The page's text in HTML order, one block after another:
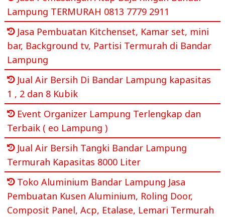
Lampung TERMURAH 0813 7779 2911
Jasa Pembuatan Kitchenset, Kamar set, mini
bar, Background tv, Partisi Termurah di Bandar
Lampung
Jual Air Bersih Di Bandar Lampung kapasitas
1 , 2 dan 8 Kubik
Event Organizer Lampung Terlengkap dan
Terbaik ( eo Lampung )
Jual Air Bersih Tangki Bandar Lampung
Termurah Kapasitas 8000 Liter
Toko Aluminium Bandar Lampung Jasa
Pembuatan Kusen Aluminium, Roling Door,
Composit Panel, Acp, Etalase, Lemari Termurah